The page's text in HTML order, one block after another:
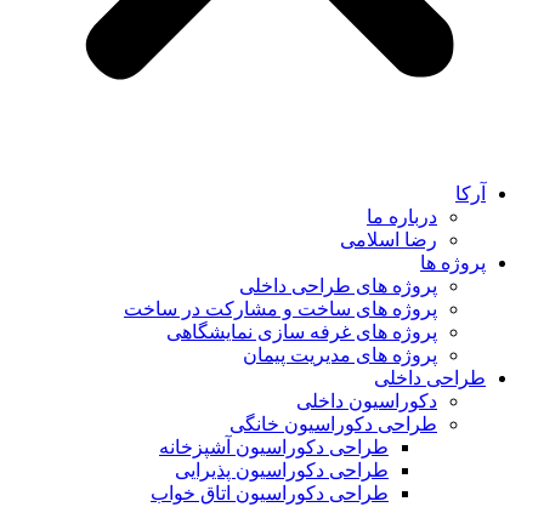
آرکا
درباره ما
رضا اسلامی
پروژه ها
پروژه های طراحی داخلی
پروژه های ساخت و مشارکت در ساخت
پروژه های غرفه سازی نمایشگاهی
پروژه های مدیریت پیمان
طراحی داخلی
دکوراسیون داخلی
طراحی دکوراسیون خانگی
طراحی دکوراسیون آشپزخانه
طراحی دکوراسیون پذیرایی
طراحی دکوراسیون اتاق خواب